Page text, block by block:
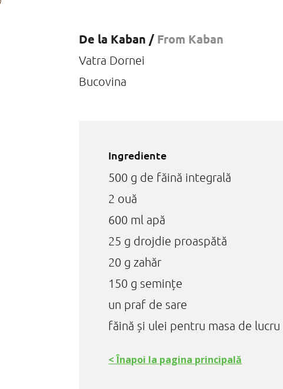
De la Kaban / From Kaban
Vatra Dornei
Bucovina
Ingrediente
500 g de făină integrală
2 ouă
600 ml apă
25 g drojdie proaspătă
20 g zahăr
150 g semințe
un praf de sare
făină și ulei pentru masa de lucru
< Înapoi la pagina principală